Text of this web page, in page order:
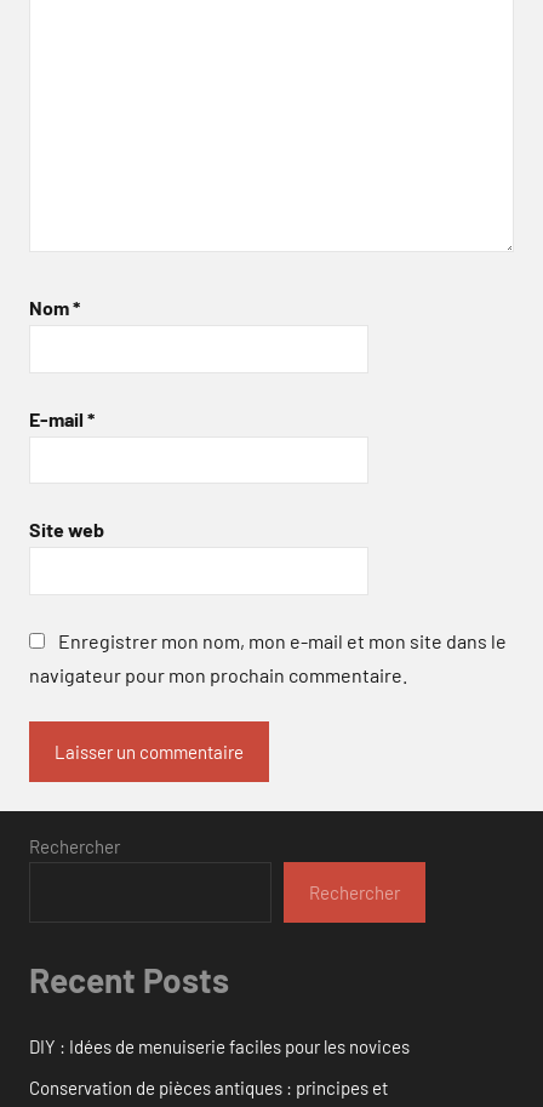
Nom*
E-mail *
Site web
Enregistrer mon nom, mon e-mail et mon site dans le
navigateur pour mon prochain commentaire.
Rechercher
Rechercher
Recent Posts
DIY : Idées de menuiserie faciles pour les novices
Conservation de pièces antiques : principes et